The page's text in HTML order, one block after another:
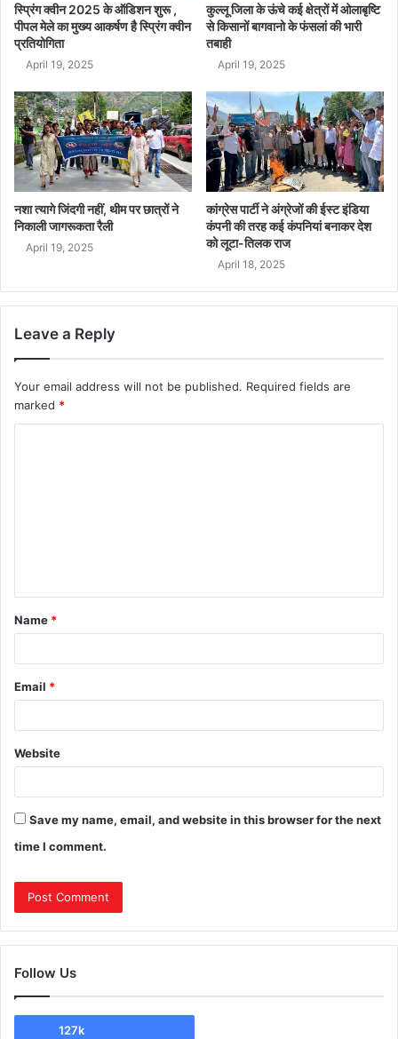
स्प्रिंग क्वीन 2025 के ऑडिशन शुरू ,
पीपल मेले का मुख्य आकर्षण है स्प्रिंग क्वीन
प्रतियोगिता
April 19, 2025
कुल्लू जिला के ऊंचे कई क्षेत्रों में ओलाबृष्टि
से किसानों बागवानो के फंसलां की भारी
तबाही
April 19, 2025
नशा त्यागे जिंदगी नहीं, थीम पर छात्रों ने
निकाली जागरूकता रैली
April 19, 2025
कांग्रेस पार्टी ने अंग्रेजों की ईस्ट इंडिया
कंपनी की तरह कई कंपनियां बनाकर देश
को लूटा-तिलक राज
April 18, 2025
Leave a Reply
Your email address will not be published. Required fields are
marked *
Name *
Email *
Website
Save my name, email, and website in this browser for the next
time I comment.
Follow Us
127k